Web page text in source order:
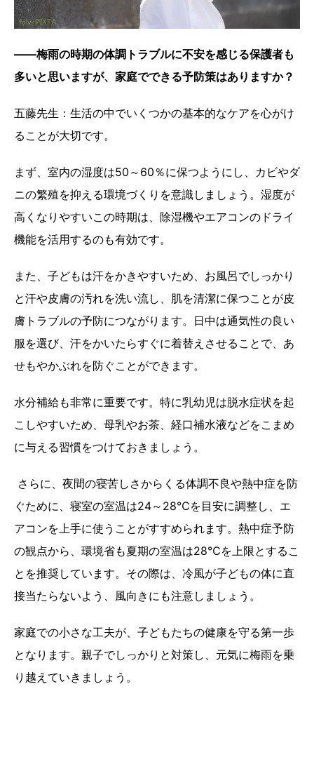
――梅雨の時期の体調トラブルに不安を感じる保護者も
多いと思いますが、家庭でできる予防策はありますか？
五藤先生：生活の中でいくつかの基本的なケアを心がけ
ることが大切です。
まず、室内の湿度は50～60％に保つようにし、カビやダ
ニの繁殖を抑える環境づくりを意識しましょう。湿度が
高くなりやすいこの時期は、除湿機やエアコンのドライ
機能を活用するのも有効です。
また、子どもは汗をかきやすいため、お風呂でしっかり
と汗や皮膚の汚れを洗い流し、肌を清潔に保つことが皮
膚トラブルの予防につながります。日中は通気性の良い
服を選び、汗をかいたらすぐに着替えさせることで、あ
せもやかぶれを防ぐことができます。
水分補給も非常に重要です。特に乳幼児は脱水症状を起
こしやすいため、母乳やお茶、経口補水液などをこまめ
に与える習慣をつけておきましょう。
さらに、夜間の寝苦しさからくる体調不良や熱中症を防
ぐために、寝室の室温は24～28℃を目安に調整し、エ
アコンを上手に使うことがすすめられます。熱中症予防
の観点から、環境省も夏期の室温は28℃を上限とするこ
とを推奨しています。その際は、冷風が子どもの体に直
接当たらないよう、風向きにも注意しましょう。
家庭での小さな工夫が、子どもたちの健康を守る第一歩
となります。親子でしっかりと対策し、元気に梅雨を乗
り越えていきましょう。